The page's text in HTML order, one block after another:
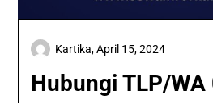
Hubungi TLP/
Kartika,April 15, 2024